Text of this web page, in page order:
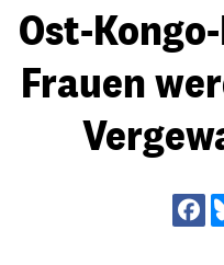
Ost-
Frauen